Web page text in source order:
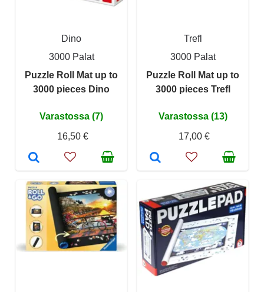
Dino
3000 Palat
Puzzle Roll Mat up to
3000 pieces Dino
Varastossa (7)
16,50 €
Trefl
3000 Palat
Puzzle Roll Mat up to
3000 pieces Trefl
Varastossa (13)
17,00 €